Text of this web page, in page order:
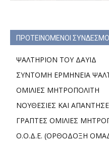
ΠΡΟΤΕΙΝΟΜΕΝΟΙ
ΨΑΛΤΗΡΙΟΝ ΤΟΥ ΔΑΥΙΔ
ΣΥΝΤΟΜΗ ΕΡΜΗΝΕΙΑ
ΟΜΙΛΙΕΣ ΜΗΤΡΟΠΟΛΙΤΗ
ΝΟΥΘΕΣΙΕΣ ΚΑΙ
ΓΡΑΠΤΕΣ ΟΜΙΛΙΕΣ
Ο.Ο.Δ.Ε. (ΟΡΘΟΔΟΞΗ